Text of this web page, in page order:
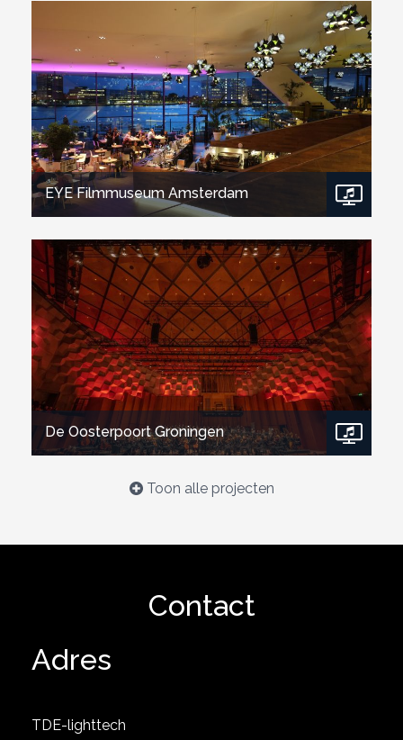
Bekijk project
EYE Filmmuseum Amsterdam
De Oosterpoort Groningen
Toon alle projecten
Contact
Adres
TDE-lighttech